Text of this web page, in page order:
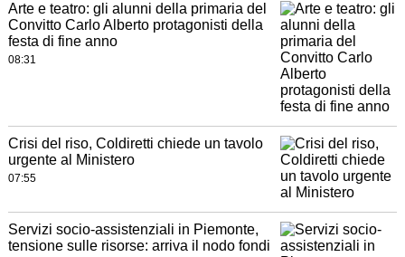
Arte e teatro: gli alunni della primaria del
Convitto Carlo Alberto protagonisti della
festa di fine anno
08:31
Crisi del riso, Coldiretti chiede un tavolo
urgente al Ministero
07:55
Servizi socio-assistenziali in Piemonte,
tensione sulle risorse: arriva il nodo fondi